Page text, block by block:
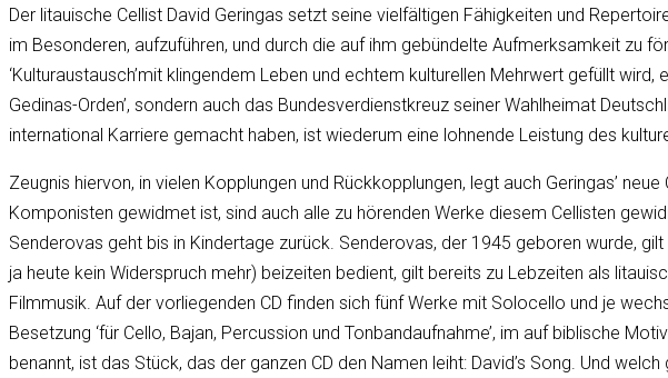
Der litauische Cellist David Geringas setzt seine vielfältigen Fähigkeiten und
im Besonderen, aufzuführen, und durch die auf ihm gebündelte Aufmerksamkeit zu
‘Kulturaustausch’mit klingendem Leben und echtem kulturellen Mehrwert gefüllt
Gedinas-Orden’, sondern auch das Bundesverdienstkreuz seiner Wahlheimat
international Karriere gemacht haben, ist wiederum eine lohnende Leistung des
Zeugnis hiervon, in vielen Kopplungen und Rückkopplungen, legt auch Geringas’
Komponisten gewidmet ist, sind auch alle zu hörenden Werke diesem Cellisten
Senderovas geht bis in Kindertage zurück. Senderovas, der 1945 geboren wurde,
ja heute kein Widerspruch mehr) beizeiten bedient, gilt bereits zu Lebzeiten als
Filmmusik. Auf der vorliegenden CD finden sich fünf Werke mit Solocello und je
Besetzung ‘für Cello, Bajan, Percussion und Tonbandaufnahme’, im auf biblische
benannt, ist das Stück, das der ganzen CD den Namen leiht: David’s Song. Und